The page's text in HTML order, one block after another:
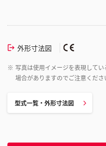
外形寸法図
※ 写真は使用イメージを表現して
場合がありますのでご注意くださ
型式一覧・外形寸法図